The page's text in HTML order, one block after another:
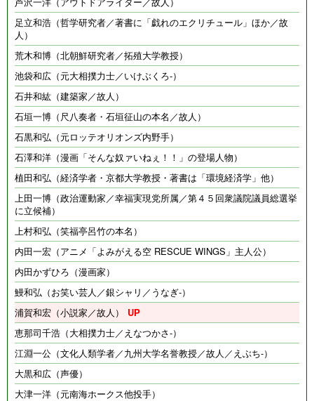
足立和浩（哲学研究者／著書に「戯れのエクリチュール」ほか／故
人）
荒木和博（北朝鮮研究者／拓殖大学教授）
池袋和広（元大相撲力士／いけぶくろ-）
石井和紘（建築家／故人）
石垣一博（尺八奏者・石垣征山の本名／故人）
石黒和弘（元ロッテオリオンズ内野手）
石澤和洋（漫画「そんな奴ァいねぇ！！」の登場人物）
植田和弘（経済学者・京都大学教授・著書は「環境経済学」他）
上田一博（政治運動家／幸福実現党所属／第４５回衆議院議員総選挙
に立候補）
上村和弘（笑福亭呂竹の本名）
内田一宏（アニメ「よみがえる空 RESCUE WINGS」主人公）
内田かずひろ（漫画家）
鰻和弘（お笑い芸人／銀シャリ／うなぎ-）
浦賀和宏（小説家／故人）
恵那司千浩（大相撲力士／えなつかさ-）
江淵一公（文化人類学者／九州大学名誉教授／故人／えぶち-）
大黒和広（声優）
大津一洋（元南海ホークス他投手）